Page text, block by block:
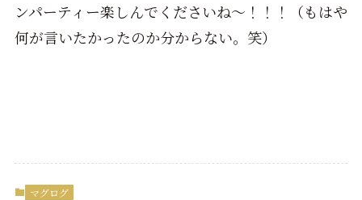
ンパーティー楽しんでくださいね～！！！（もはや
何が言いたかったのか分からない。笑）
マグログ